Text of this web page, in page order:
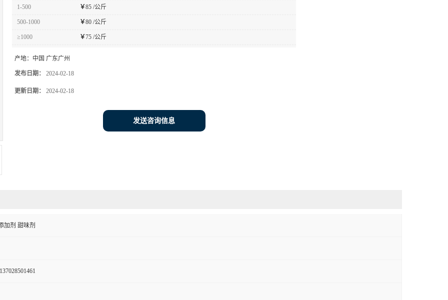
1-500 ￥85 /公斤
500-1000 ￥80 /公斤
≥1000 ￥75 /公斤
产地： 中国 广东广州
发布日期： 2024-02-18
更新日期： 2024-02-18
发送咨询信息
加剂 甜味剂